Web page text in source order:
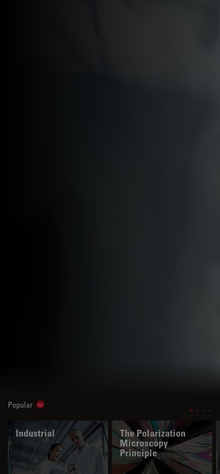
Popular Show subnavigation
Industrial
The Polarization
Microscopy
Principle